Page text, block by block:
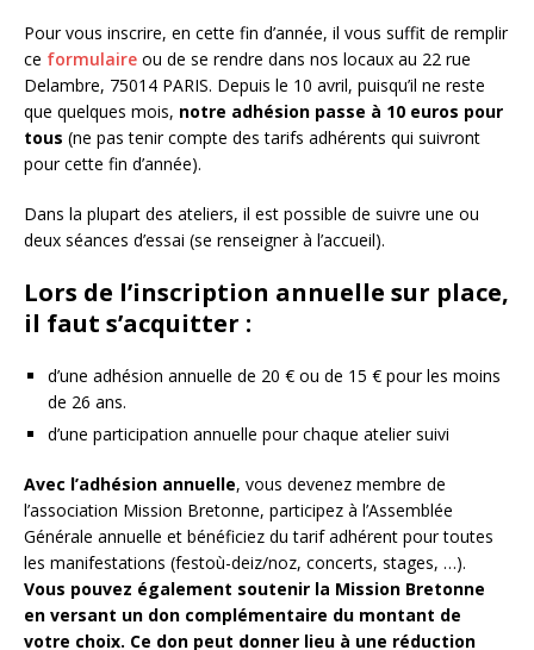
Pour vous inscrire, en cette fin d’année, il vous suffit de remplir
ce formulaire ou de se rendre dans nos locaux au 22 rue
Delambre, 75014 PARIS. Depuis le 10 avril, puisqu’il ne reste
que quelques mois, notre adhésion passe à 10 euros pour
tous (ne pas tenir compte des tarifs adhérents qui suivront
pour cette fin d’année).
Dans la plupart des ateliers, il est possible de suivre une ou
deux séances d’essai (se renseigner à l’accueil).
Lors de l’inscription annuelle sur place,
il faut s’acquitter :
d’une adhésion annuelle de 20 € ou de 15 € pour les moins
de 26 ans.
d’une participation annuelle pour chaque atelier suivi
Avec l’adhésion annuelle, vous devenez membre de
l’association Mission Bretonne, participez à l’Assemblée
Générale annuelle et bénéficiez du tarif adhérent pour toutes
les manifestations (festoù-deiz/noz, concerts, stages, …).
Vous pouvez également soutenir la Mission Bretonne
en versant un don complémentaire du montant de
votre choix. Ce don peut donner lieu à une réduction